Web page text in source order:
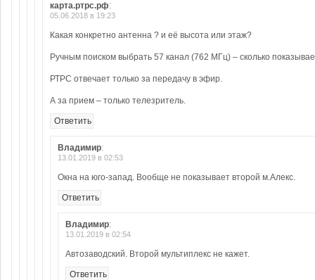
карта.ртрс.рф:
05.06.2018 в 19:23
Какая конкретно антенна ? и её высота или этаж?
Ручным поиском выбрать 57 канал (762 МГц) – сколько
РТРС отвечает только за передачу в эфир.
А за прием – только телезритель.
Ответить
Владимир:
13.01.2019 в 02:53
Окна на юго-запад. Вообще не показывает второй м.Алекс.
Ответить
Владимир:
13.01.2019 в 02:54
Автозаводский. Второй мультиплекс не кажет.
Ответить